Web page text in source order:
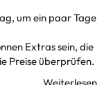
um ein paar Tage
Extras sein, die
Preise überprüfen.
geändert